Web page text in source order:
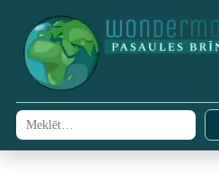
content
Meklēt: